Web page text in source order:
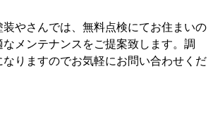
装やさんでは、無料点検にてお住まいの
メンテナンスをご提案致します。調
りますのでお気軽にお問い合わせくだ